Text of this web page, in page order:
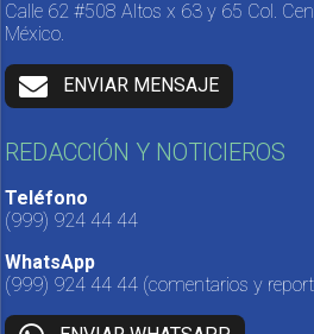
Calle 62 #508 Altos x 63 y 65 Col.
México.
ENVIAR MENSAJE
REDACCIÓN Y NOTICIEROS
Teléfono
(999) 924 44 44
WhatsApp
(999) 924 44 44 (comentarios y